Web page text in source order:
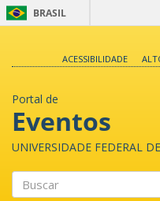
BRASIL
ACESSIBILIDADE
Portal de
Eventos
UNIVERSIDADE FEDERAL